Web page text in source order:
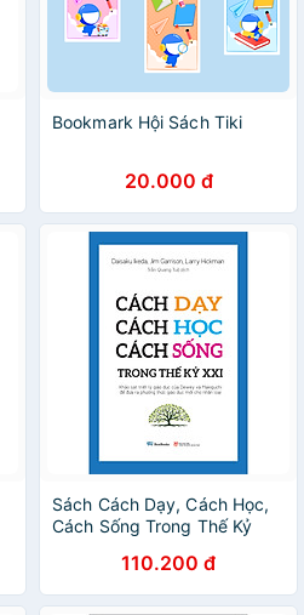
Bookmark Hội Sách Tiki
20.000 đ
Sách Cách Dạy, Cách Học,
Cách Sống Trong Thế Kỷ
Dục Của Dewey Và
Makiguchi Để Đưa Ra
110.200 đ